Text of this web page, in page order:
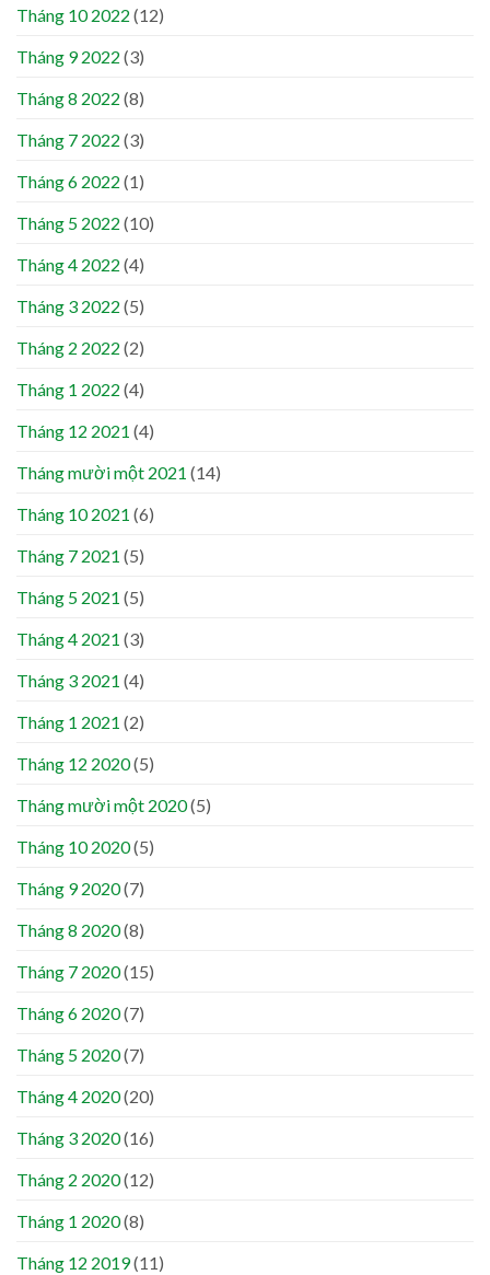
Tháng 10 2022 (12)
Tháng 9 2022 (3)
Tháng 8 2022 (8)
Tháng 7 2022 (3)
Tháng 6 2022 (1)
Tháng 5 2022 (10)
Tháng 4 2022 (4)
Tháng 3 2022 (5)
Tháng 2 2022 (2)
Tháng 1 2022 (4)
Tháng 12 2021 (4)
Tháng mười một 2021 (14)
Tháng 10 2021 (6)
Tháng 7 2021 (5)
Tháng 5 2021 (5)
Tháng 4 2021 (3)
Tháng 3 2021 (4)
Tháng 1 2021 (2)
Tháng 12 2020(5)
Tháng mười một 2020(5)
Tháng 10 2020(5)
Tháng 9 2020(7)
Tháng 8 2020(8)
Tháng 7 2020(15)
Tháng 6 2020(7)
Tháng 5 2020(7)
Tháng 4 2020(20)
Tháng 3 2020(16)
Tháng 2 2020(12)
Tháng 1 2020(8)
Tháng 12 2019(11)